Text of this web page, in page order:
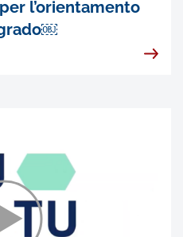
l’orientamento